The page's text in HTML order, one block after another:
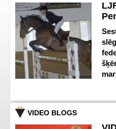
VIDEO BLOGS